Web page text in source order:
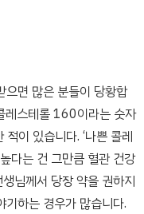
면 많은 분들이 당황합
레스테롤 160이라는 숫자
이 있습니다. ‘나쁜 콜레
다는 건 그만큼 혈관 건강
님께서 당장 약을 권하지
하는 경우가 많습니다.